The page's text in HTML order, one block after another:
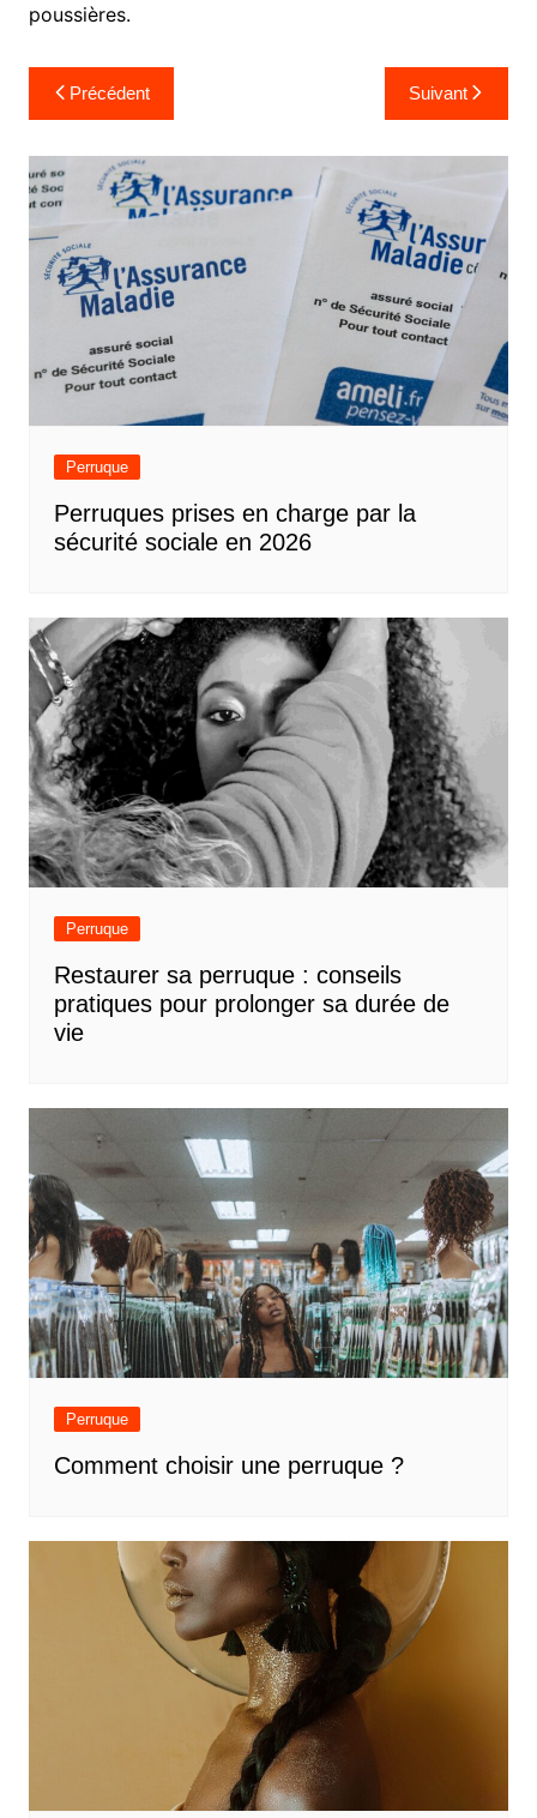
poussières.
Navigation
de
l’article
Précédent Suivant
Perruque
Perruques prises en charge par la
sécurité sociale en 2026
Perruque
Restaurer sa perruque : conseils
pratiques pour prolonger sa durée de
vie
Perruque
Comment choisir une perruque ?